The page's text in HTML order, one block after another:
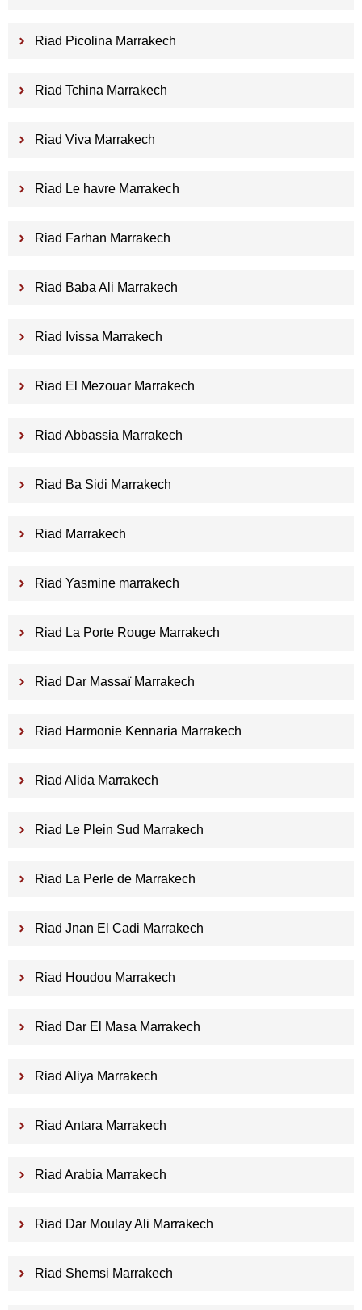
Riad Picolina Marrakech
Riad Tchina Marrakech
Riad Viva Marrakech
Riad Le havre Marrakech
Riad Farhan Marrakech
Riad Baba Ali Marrakech
Riad Ivissa Marrakech
Riad El Mezouar Marrakech
Riad Abbassia Marrakech
Riad Ba Sidi Marrakech
Riad Marrakech
Riad Yasmine marrakech
Riad La Porte Rouge Marrakech
Riad Dar Massaï Marrakech
Riad Harmonie Kennaria Marrakech
Riad Alida Marrakech
Riad Le Plein Sud Marrakech
Riad La Perle de Marrakech
Riad Jnan El Cadi Marrakech
Riad Houdou Marrakech
Riad Dar El Masa Marrakech
Riad Aliya Marrakech
Riad Antara Marrakech
Riad Arabia Marrakech
Riad Dar Moulay Ali Marrakech
Riad Shemsi Marrakech